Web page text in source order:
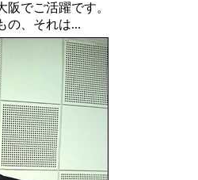
阪でご活躍です。
の、それは…